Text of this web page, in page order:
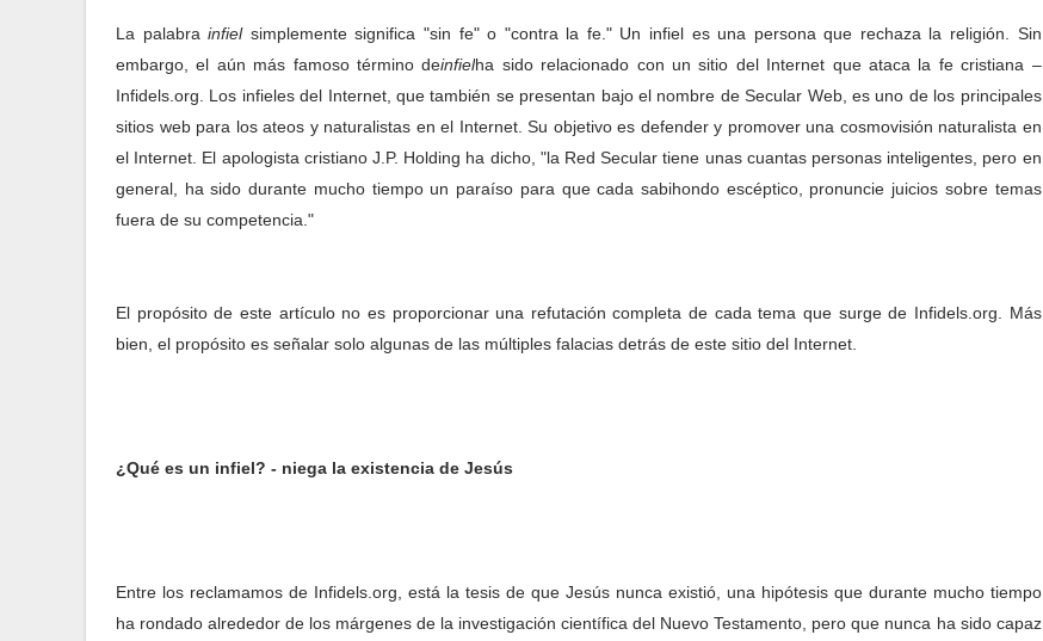
La palabrainfiel simplemente significa "sin fe" o "contra la fe." Un infiel es una persona que rechaza la religión. Sin
embargo, el aún más famoso término deinfielha sido relacionado con un sitio del Internet que ataca la fe cristiana –
Infidels.org. Los infieles del Internet, que también se presentan bajo el nombre de Secular Web, es uno de los principales
sitios web para los ateos y naturalistas en el Internet. Su objetivo es defender y promover una cosmovisión naturalista en
el Internet. El apologista cristiano J.P. Holding ha dicho, "la Red Secular tiene unas cuantas personas inteligentes, pero en
general, ha sido durante mucho tiempo un paraíso para que cada sabihondo escéptico, pronuncie juicios sobre temas
fuera de su competencia."
El propósito de este artículo no es proporcionar una refutación completa de cada tema que surge de Infidels.org. Más
bien, el propósito es señalar solo algunas de las múltiples falacias detrás de este sitio del Internet.
¿Qué es un infiel? - niega la existencia de Jesús
Entre los reclamamos de Infidels.org, está la tesis de que Jesús nunca existió, una hipótesis que durante mucho tiempo
ha rondado alrededor de los márgenes de la investigación científica del Nuevo Testamento, pero que nunca ha sido capaz